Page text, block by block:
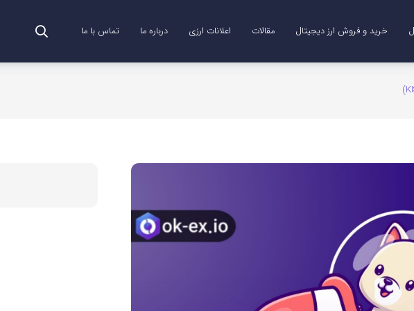
خرید و فروش ارز دیجیتال مقالات اعلانات ارزی درباره ما تماس با ما